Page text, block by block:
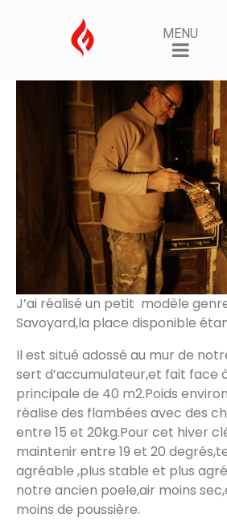
MENU
jacky BOURGES
16 mai 2014 AdminSamuel
J’ai réalisé un petit modèle
Savoyard,la place disponible
Il est situé adossé au mur de
sert d’accumulateur,et fait face
principale de 40 m2.Poids
réalise des flambées avec des
entre 15 et 20kg.Pour cet hiver
maintenir entre 19 et 20
agréable ,plus stable et plus
notre ancien poele,air moins
moins de poussière.